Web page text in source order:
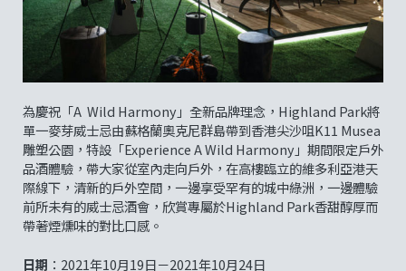
為慶祝「A Wild Harmony」全新品牌理念，Highland Park將
單一麥芽威士忌由蘇格蘭奧克尼群島帶到香港尖沙咀K11 Musea
雕塑公園，特設「Experience A Wild Harmony」期間限定戶外
品酒體驗，帶大家從室內走向戶外，在高樓臨立的維多利亞港天
際線下，清新的戶外空間，一邊享受罕有的城中綠洲，一邊體驗
前所未有的威士忌酒會，欣賞專屬於Highland Park香甜醇厚而
帶著煙燻味的對比口感。
日期 ：2021年10月19日－2021年10月24日